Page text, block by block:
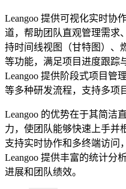
Leangoo 提供可视化实时协
道，帮助团队直观管理需求
持时间线视图（甘特图）、
等功能，满足项目进度跟踪
Leangoo 提供阶段式项目管
等多种研发流程，支持多项
Leangoo 的优势在于其简洁
力，使团队能够快速上手并
支持实时协作和多终端访问
Leangoo 提供丰富的统计分
进展和团队绩效。